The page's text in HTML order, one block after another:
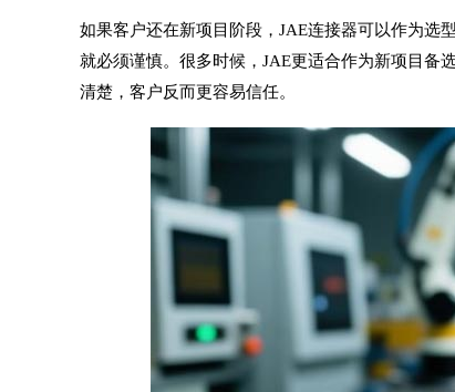
如果客户还在新项目阶段，JAE连接器可以作为选
就必须谨慎。很多时候，JAE更适合作为新项目备
清楚，客户反而更容易信任。